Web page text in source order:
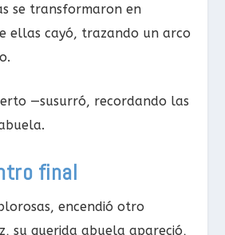
se transformaron en
ellas cayó, trazando un arco
—susurró, recordando las
final
encendió otro
su querida abuela apareció,